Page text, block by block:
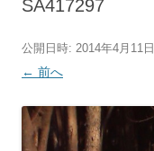
SA417297
公開日時: 2014年4月11日
← 前へ